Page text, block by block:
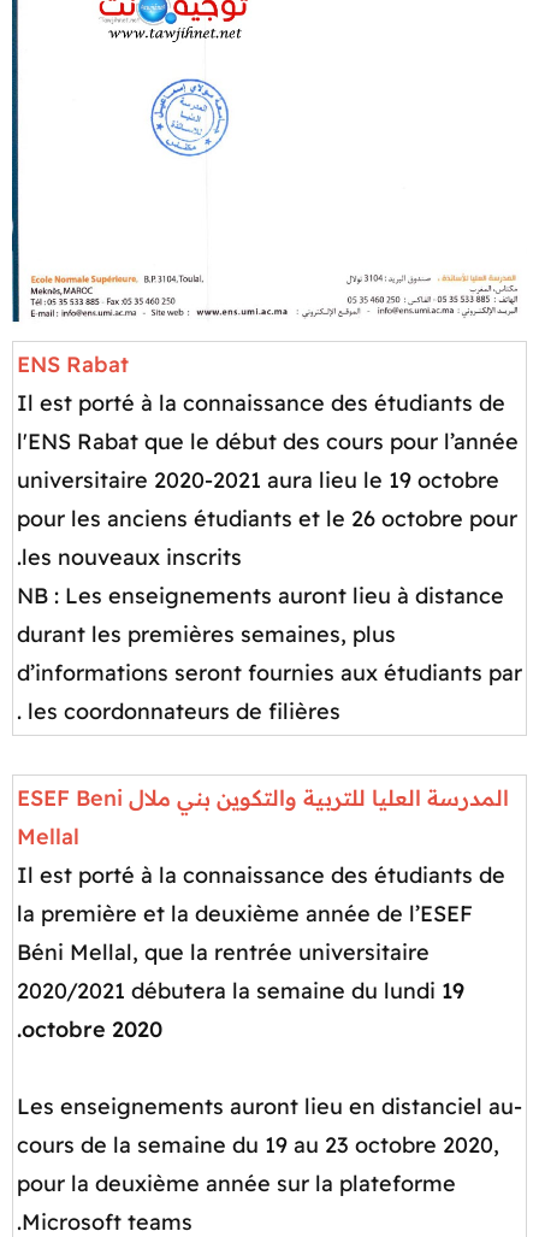
ENS Rabat
Il est porté à la connaissance des étudiants de
l'ENS Rabat que le début des cours pour l’année
universitaire 2020-2021 aura lieu le 19 octobre
pour les anciens étudiants et le 26 octobre pour
les nouveaux inscrits.
NB : Les enseignements auront lieu à distance
durant les premières semaines, plus
d’informations seront fournies aux étudiants par
les coordonnateurs de filières .​
المدرسة العليا للتربية والتكوين بني ملال ESEF Beni
Mellal
Il est porté à la connaissance des étudiants de
la première et la deuxième année de l’ESEF
Béni Mellal, que la rentrée universitaire
2020/2021 débutera la semaine du lundi 19
octobre 2020.
-Les enseignements auront lieu en distanciel au
cours de la semaine du 19 au 23 octobre 2020,
pour la deuxième année sur la plateforme
Microsoft teams.